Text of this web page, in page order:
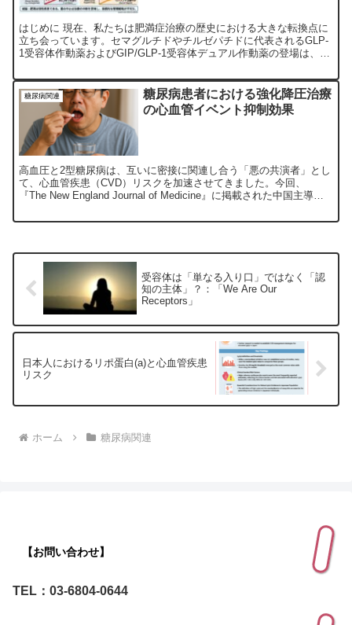
はじめに 現在、私たちは肥満症治療の歴史における大きな転換点に
立ち会っています。セマグルチドやチルゼパチドに代表されるGLP-
1受容体作動薬およびGIP/GLP-1受容体デュアル作動薬の登場は、従
糖尿病関連
糖尿病患者における強化降圧治療
の心血管イベント抑制効果
高血圧と2型糖尿病は、互いに密接に関連し合う「悪の共演者」とし
て、心血管疾患（CVD）リスクを加速させてきました。今回、
『The New England Journal of Medicine』に掲載された中国主導の
受容体は「単なる入り口」ではなく「認
知の主体」？：「We Are Our
Receptors」
日本人におけるリポ蛋白(a)と心血管疾患
リスク
ホーム 糖尿病関連
【お問い合わせ】
TEL：03-6804-0644